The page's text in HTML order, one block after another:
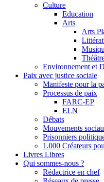
Culture
Education
Arts
Arts
Environnement et
Paix avec justice sociale
Manifeste pour la
Processus de paix
FARC-EP
ELN
Débats
Mouvements
Prisonniers
1.000 Créateurs
Livres Libres
Qui sommes-nous ?
Rédactrice en chef